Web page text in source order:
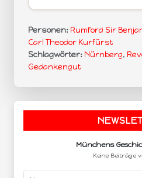
Personen: Rumford Sir
Carl Theodor Kurfürst
Schlagwörter: Nürnberg,
Gedankengut
Münchens
Keine Beiträge